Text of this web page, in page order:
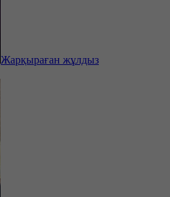
Жарқыраған жұлдыз